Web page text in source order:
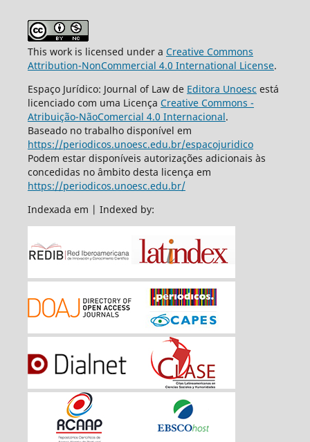
This work is licensed under a Creative Commons
Attribution-NonCommercial 4.0 International License.
Espaço Jurídico: Journal of Law de Editora Unoesc está
licenciado com uma Licença Creative Commons -
Atribuição-NãoComercial 4.0 Internacional.
Baseado no trabalho disponível em
https://periodicos.unoesc.edu.br/espacojuridico
Podem estar disponíveis autorizações adicionais às
concedidas no âmbito desta licença em
https://periodicos.unoesc.edu.br/
Indexada em | Indexed by: